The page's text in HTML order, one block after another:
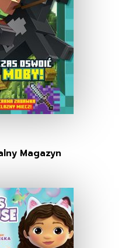
Magazyn